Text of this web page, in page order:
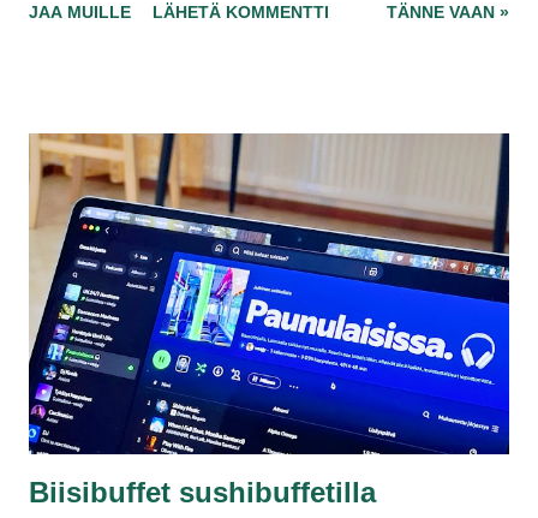
Kannattaako musiikit suoratoistaa Googlen servereiltäni ja
JAA MUILLE LÄHETÄ KOMMENTTI TÄNNE VAAN »
Biisibuffet sushibuffetilla